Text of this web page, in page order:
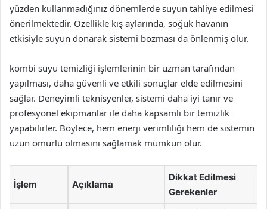
yüzden kullanmadığınız dönemlerde suyun tahliye edilmesi
önerilmektedir. Özellikle kış aylarında, soğuk havanın
etkisiyle suyun donarak sistemi bozması da önlenmiş olur.
kombi suyu temizliği işlemlerinin bir uzman tarafından
yapılması, daha güvenli ve etkili sonuçlar elde edilmesini
sağlar. Deneyimli teknisyenler, sistemi daha iyi tanır ve
profesyonel ekipmanlar ile daha kapsamlı bir temizlik
yapabilirler. Böylece, hem enerji verimliliği hem de sistemin
uzun ömürlü olmasını sağlamak mümkün olur.
İşlem Açıklama
Dikkat Edilmesi
Gerekenler